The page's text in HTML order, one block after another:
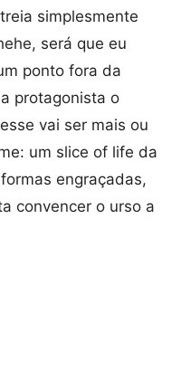
simplesmente
será que eu
ponto fora da
protagonista o
vai ser mais ou
um slice of life da
engraçadas,
convencer o urso a